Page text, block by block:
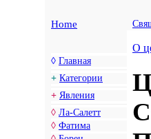
Home
◊ Главная
+ Категории
+ Явления
◊ Ла-Салетт
◊ Фатима
О